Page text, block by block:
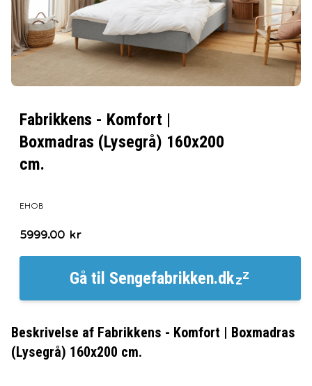
Fabrikkens - Komfort |
Boxmadras (Lysegrå) 160x200
cm.
EHOB
5999.00 kr
Gå til Sengefabrikken.dk
Beskrivelse af Fabrikkens - Komfort | Boxmadras
(Lysegrå) 160x200 cm.